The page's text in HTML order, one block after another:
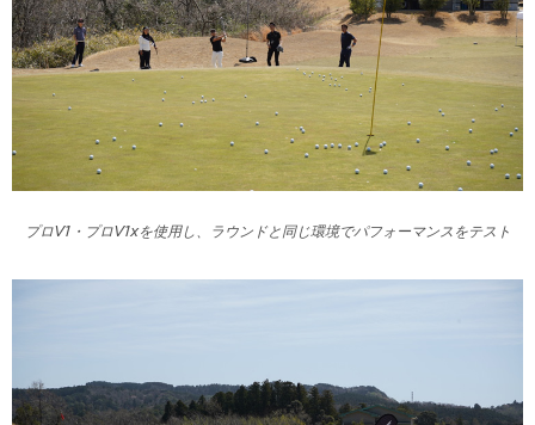
プロV1・プロV1xを使用し、ラウンドと同じ環境でパフォーマンスをテスト